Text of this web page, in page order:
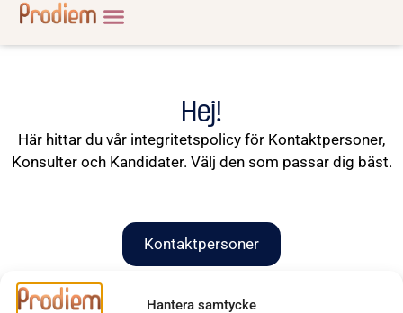
Hantera samtycke
Hej!
Här hittar du vår integritetspolicy för Kontaktpersoner,
Konsulter och Kandidater. Välj den som passar dig bäst.
Kontaktpersoner
Konsulter